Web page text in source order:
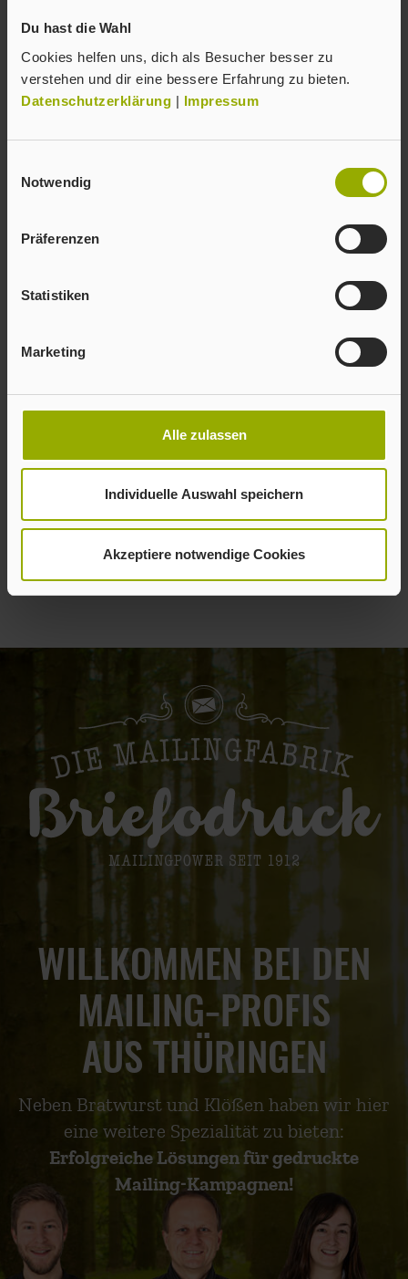
Du hast die Wahl
Cookies helfen uns, dich als Besucher besser zu
verstehen und dir eine bessere Erfahrung zu bieten.
Datenschutzerklärung | Impressum
Notwendig
Präferenzen
Statistiken
Marketing
Alle zulassen
Individuelle Auswahl speichern
Akzeptiere notwendige Cookies
Unternehmen – egal ob dein Business lokal,
überregional oder online agiert. Mit
Briefodruck ist die Umsetzung für jeden
möglich – auch wenn du kein Marketing-
brauchst!
WILLKOMMEN BEI DEN
MAILING‑PROFIS
AUS THÜRINGEN
Neben Bratwurst und Klößen haben wir hier
eine weitere Spezialität zu bieten:
Erfolgreiche Lösungen für gedruckte
Mailing‑Kampagnen!